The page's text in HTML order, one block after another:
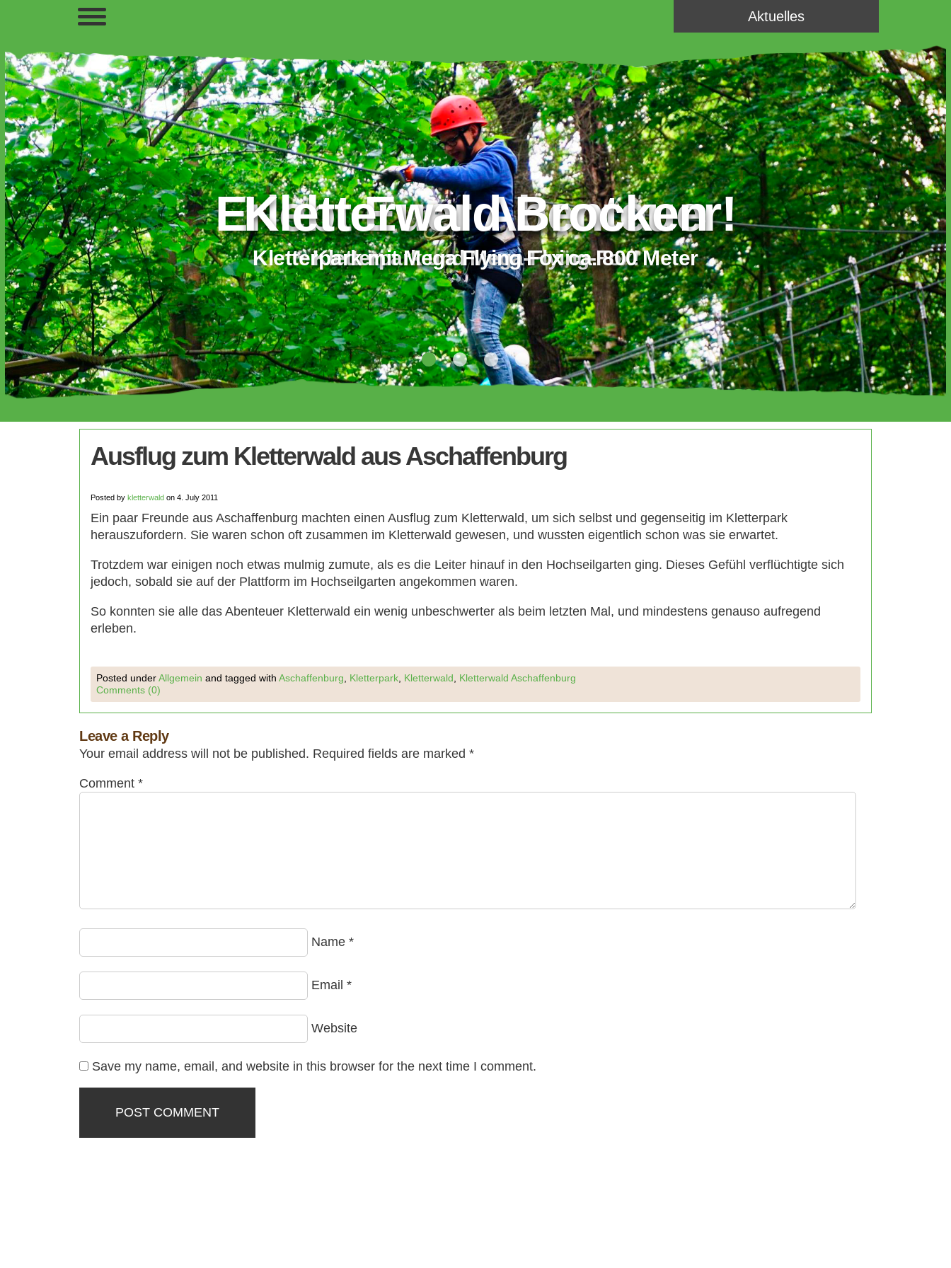
Aktuelles
Erlebt Euer
Kletterpark und Mega-Flying-
Kletterwald Brocken
Kletterpark mit Mega Flying Fox ca. 800 Meter
Ausflug zum Kletterwald aus Aschaffenburg
Posted by kletterwald on 4. July 2011
Ein paar Freunde aus Aschaffenburg machten einen Ausflug zum Kletterwald, um sich selbst und gegenseitig im Kletterpark
herauszufordern. Sie waren schon oft zusammen im Kletterwald gewesen, und wussten eigentlich schon was sie erwartet.
Trotzdem war einigen noch etwas mulmig zumute, als es die Leiter hinauf in den Hochseilgarten ging. Dieses Gefühl verflüchtigte sich
jedoch, sobald sie auf der Plattform im Hochseilgarten angekommen waren.
So konnten sie alle das Abenteuer Kletterwald ein wenig unbeschwerter als beim letzten Mal, und mindestens genauso aufregend
erleben.
Posted underAllgemein and tagged with Aschaffenburg Kletterpark Kletterwald
Kletterwald Aschaffenburg
Comments (0)
Leave a Reply
Your email address will not be published. Required fields are marked *
Comment *
Name *
Email *
Website
Save my name, email, and website in this browser for the next time I comment.